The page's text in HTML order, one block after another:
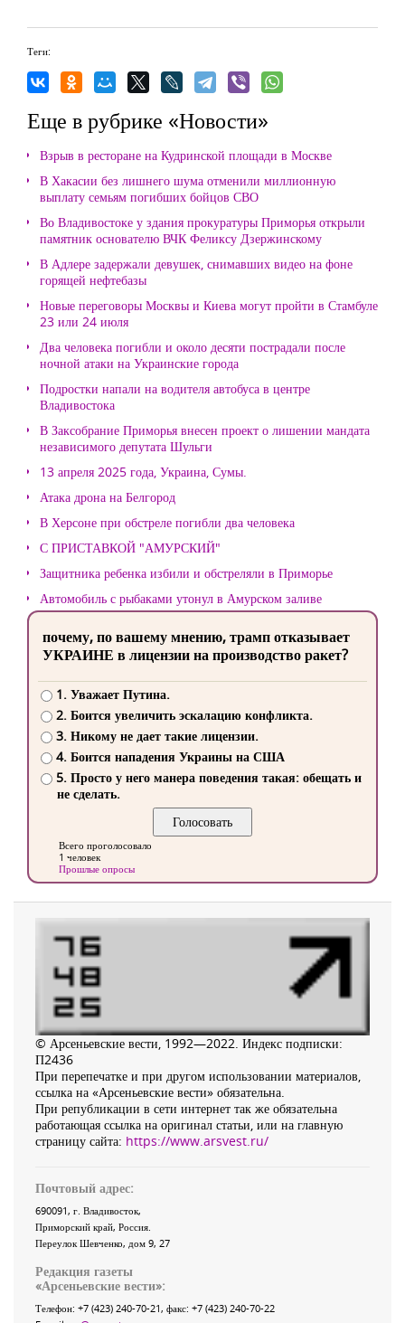
Теги:
Еще в рубрике «Новости»
Взрыв в ресторане на Кудринской площади в Москве
В Хакасии без лишнего шума отменили миллионную
выплату семьям погибших бойцов СВО
Во Владивостоке у здания прокуратуры Приморья открыли
памятник основателю ВЧК Феликсу Дзержинскому
В Адлере задержали девушек, снимавших видео на фоне
горящей нефтебазы
Новые переговоры Москвы и Киева могут пройти в Стамбуле
23 или 24 июля
Два человека погибли и около десяти пострадали после
ночной атаки на Украинские города
Подростки напали на водителя автобуса в центре
Владивостока
В Заксобрание Приморья внесен проект о лишении мандата
независимого депутата Шульги
13 апреля 2025 года, Украина, Сумы.
Атака дрона на Белгород
В Херсоне при обстреле погибли два человека
С ПРИСТАВКОЙ "АМУРСКИЙ"
Защитника ребенка избили и обстреляли в Приморье
Автомобиль с рыбаками утонул в Амурском заливе
почему, по вашему мнению, трамп отказывает
УКРАИНЕ в лицензии на производство ракет?
1. Уважает Путина.
2. Боится увеличить эскалацию конфликта.
3. Никому не дает такие лицензии.
4. Боится нападения Украины на США
5. Просто у него манера поведения такая: обещать и
не сделать.
Всего проголосовало
1 человек
Прошлые опросы
© Арсеньевские вести, 1992—2022. Индекс подписки:
П2436
При перепечатке и при другом использовании материалов,
ссылка на «Арсеньевские вести» обязательна.
При републикации в сети интернет так же обязательна
работающая ссылка на оригинал статьи, или на главную
страницу сайта: https://www.arsvest.ru/
Почтовый адрес:
690091, г. Владивосток,
Приморский край, Россия.
Переулок Шевченко, дом 9, 27
Редакция газеты
«Арсеньевские вести»:
Телефон: +7 (423) 240-70-21, факс: +7 (423) 240-70-22